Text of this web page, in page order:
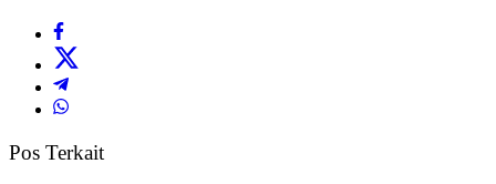
Pos Terkait